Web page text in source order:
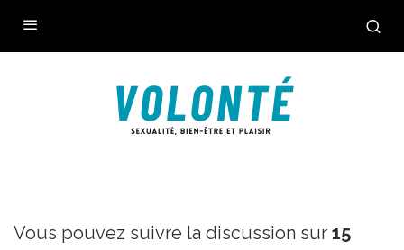
Vous pouvez suivre la discussion sur 15